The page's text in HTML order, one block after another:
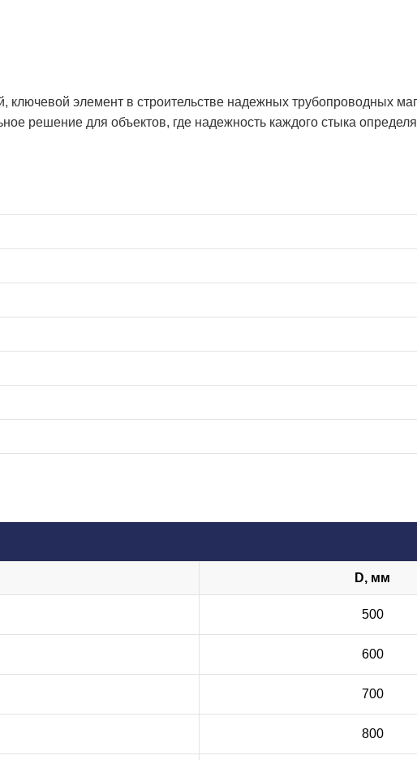
элемент в строительстве надежных трубопроводных
решение для объектов, где надежность каждого стыка
D, мм
500
600
700
800